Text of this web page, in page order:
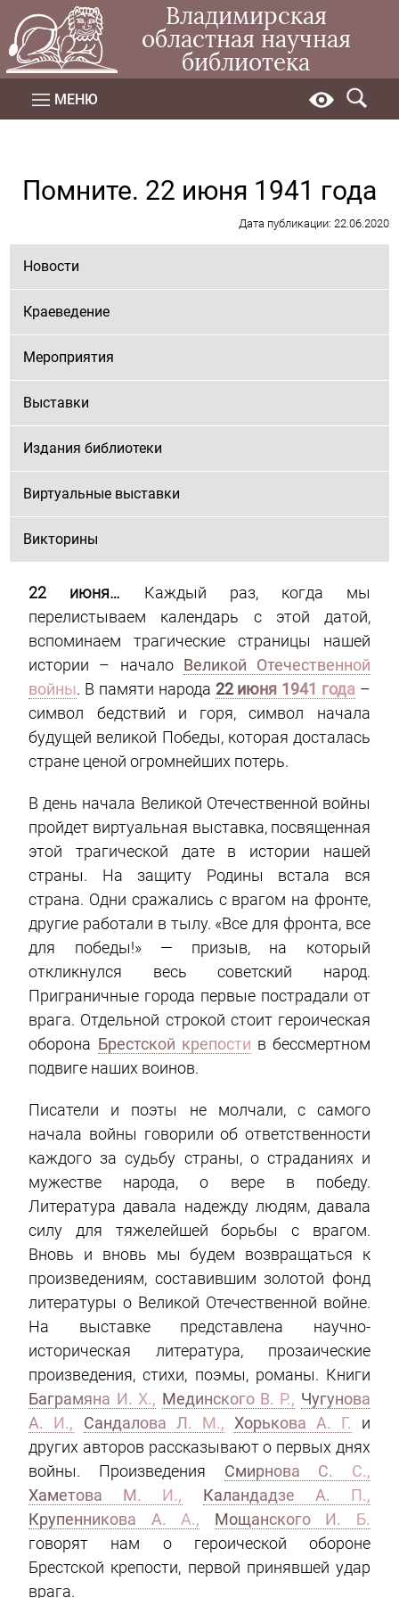
Владимирская
областная научная
библиотека
МЕНЮ
Помните. 22 июня 1941 года
Дата публикации: 22.06.2020
Новости
Краеведение
Мероприятия
Выставки
Издания библиотеки
Виртуальные выставки
Викторины
22 июня… Каждый раз, когда мы
перелистываем календарь с этой датой,
вспоминаем трагические страницы нашей
истории – начало Великой Отечественной
войны. В памяти народа 22 июня 1941 года–
символ бедствий и горя, символ начала
будущей великой Победы, которая досталась
стране ценой огромнейших потерь.
В день начала Великой Отечественной войны
пройдет виртуальная выставка, посвященная
этой трагической дате в истории нашей
страны. На защиту Родины встала вся
страна. Одни сражались с врагом на фронте,
другие работали в тылу. «Все для фронта, все
для победы!» — призыв, на который
откликнулся весь советский народ.
Приграничные города первые пострадали от
врага. Отдельной строкой стоит героическая
оборона Брестской крепости в бессмертном
подвиге наших воинов.
Писатели и поэты не молчали, с самого
начала войны говорили об ответственности
каждого за судьбу страны, о страданиях и
мужестве народа, о вере в победу.
Литература давала надежду людям, давала
силу для тяжелейшей борьбы с врагом.
Вновь и вновь мы будем возвращаться к
произведениям, составившим золотой фонд
литературы о Великой Отечественной войне.
На выставке представлена научно-
историческая литература, прозаические
произведения, стихи, поэмы, романы. Книги
Баграмяна И. Х., Мединского В. Р., Чугунова
А. И.,
Сандалова Л. М., Хорькова А. Г. и
других авторов рассказывают о первых днях
войны. Произведения Смирнова С. С.,
Хаметова М. И.,
Каландадзе А. П.,
Крупенникова А. А.,
Мощанского И. Б.
говорят нам о героической обороне
Брестской крепости, первой принявшей удар
врага.